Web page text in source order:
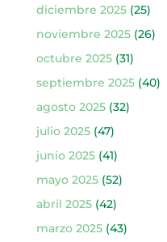
diciembre 2025(25)
noviembre 2025(26)
octubre 2025(31)
septiembre 2025(40)
agosto 2025(32)
julio 2025(47)
junio 2025(41)
mayo 2025(52)
abril 2025(42)
marzo 2025(43)